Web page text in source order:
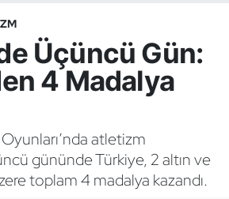
Üçüncü Gün:
4 Madalya
atletizm
gününde Türkiye, 2 altın ve
toplam 4 madalya kazandı.
Dart